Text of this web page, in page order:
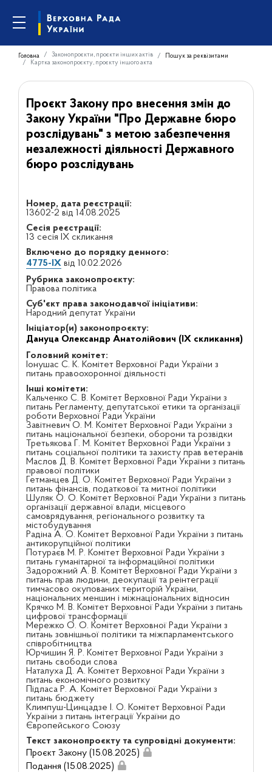
Головна Законопроєкти, проєкти інших актів
Пошук за реквізитами
Картка законопроєкту, проєкту іншого акта
Проєкт Закону про внесення змін до
Закону України "Про Державне бюро
розслідувань" з метою забезпечення
незалежності діяльності Державного
бюро розслідувань
Номер, дата реєстрації:
13602-2 від 14.08.2025
Сесія реєстрації:
13 сесія IX скликання
Включено до порядку денного:
4775-IXвід 10.02.2026
Рубрика законопроєкту:
Правова політика
Суб'єкт права законодавчої ініціативи:
Народний депутат України
Ініціатор(и) законопроєкту:
Дануца Олександр Анатолійович (IX скликання)
Головний комітет:
Іонушас С. К. Комітет Верховної Ради України з
питань правоохоронної діяльності
Інші комітети:
Кальченко С. В. Комітет Верховної Ради України з
питань Регламенту, депутатської етики та організації
роботи Верховної Ради України
Завітневич О. М. Комітет Верховної Ради України з
питань національної безпеки, оборони та розвідки
Третьякова Г. М. Комітет Верховної Ради України з
питань соціальної політики та захисту прав ветеранів
Маслов Д. В. Комітет Верховної Ради України з питань
правової політики
Гетманцев Д. О. Комітет Верховної Ради України з
питань фінансів, податкової та митної політики
Шуляк О. О. Комітет Верховної Ради України з питань
організації державної влади, місцевого
самоврядування, регіонального розвитку та
містобудування
Радіна А. О. Комітет Верховної Ради України з питань
антикорупційної політики
Потураєв М. Р. Комітет Верховної Ради України з
питань гуманітарної та інформаційної політики
Задорожний А. В. Комітет Верховної Ради України з
питань прав людини, деокупації та реінтеграції
тимчасово окупованих територій України,
національних меншин і міжнаціональних відносин
Крячко М. В. Комітет Верховної Ради України з питань
цифрової трансформації
Мережко О. О. Комітет Верховної Ради України з
питань зовнішньої політики та міжпарламентського
співробітництва
Юрчишин Я. Р. Комітет Верховної Ради України з
питань свободи слова
Наталуха Д. А. Комітет Верховної Ради України з
питань економічного розвитку
Підласа Р. А. Комітет Верховної Ради України з
питань бюджету
Климпуш-Цинцадзе І. О. Комітет Верховної Ради
України з питань інтеграції України до
Європейського Союзу
Текст законопроєкту та супровідні документи:
Проєкт Закону (15.08.2025)
Подання (15.08.2025)